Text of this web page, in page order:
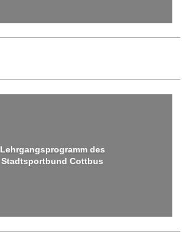
Lehrgangsprogramm des
Stadtsportbund Cottbus